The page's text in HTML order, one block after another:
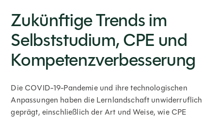
Zukünftige Trends im
Selbststudium, CPE und
Kompetenzverbesserung
Die COVID-19-Pandemie und ihre technologischen
Anpassungen haben die Lernlandschaft unwiderruflich
geprägt, einschließlich der Art und Weise, wie CPE